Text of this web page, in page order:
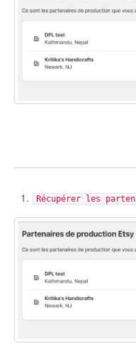
Etsy
Etsy
Page
Page
Récupérer les